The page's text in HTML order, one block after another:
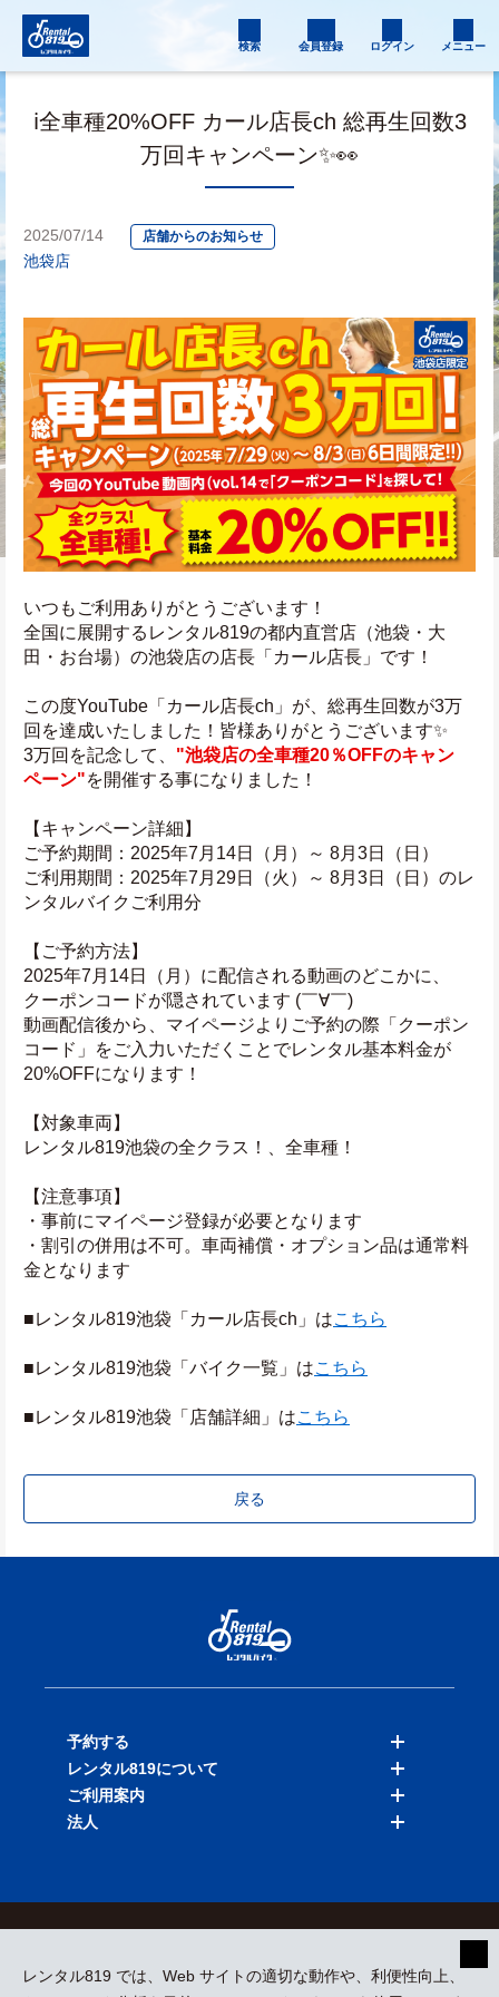
検索 会員登録 ログイン メニュー
ℹ️全車種20%OFF カール店長ch 総再生回数3
万回キャンペーン✨👀
2025/07/14 店舗からのお知らせ
池袋店
いつもご利用ありがとうございます！
全国に展開するレンタル819の都内直営店（池袋・大
田・お台場）の池袋店の店長「カール店長」です！
この度YouTube「カール店長ch」が、総再生回数が3万
回を達成いたしました！皆様ありがとうございます✨
3万回を記念して、 "池袋店の全車種20％OFFのキャン
ペーン"を開催する事になりました！
【キャンペーン詳細】
ご予約期間：2025年7月14日（月）～ 8月3日（日）
ご利用期間：2025年7月29日（火）～ 8月3日（日）のレ
ンタルバイクご利用分
【ご予約方法】
2025年7月14日（月）に配信される動画のどこかに、
クーポンコードが隠されています (￣∀￣)
動画配信後から、マイページよりご予約の際「クーポン
コード」をご入力いただくことでレンタル基本料金が
20%OFFになります！
【対象車両】
レンタル819池袋の全クラス！、全車種！
【注意事項】
・事前にマイページ登録が必要となります
・割引の併用は不可。車両補償・オプション品は通常料
金となります
■レンタル819池袋「カール店長ch」はこちら
■レンタル819池袋「バイク一覧」はこちら
■レンタル819池袋「店舗詳細」はこちら
戻る
レンタル819 では、Web サイトの適切な動作や、利便性向上、
予約する
バイクを探す
店舗を探す
レンタル819について
料金表
ご利用案内
法人
採用情報
プレスリリース